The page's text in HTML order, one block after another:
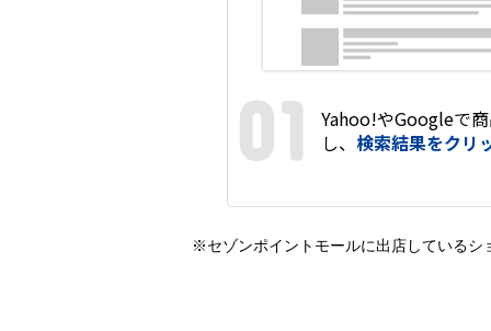
Yahoo!やGoogleで
し、 検索結果をクリ
※セゾンポイントモールに出店しているシ